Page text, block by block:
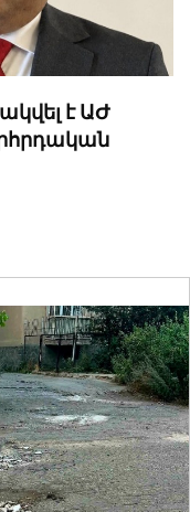
է ԱԺ